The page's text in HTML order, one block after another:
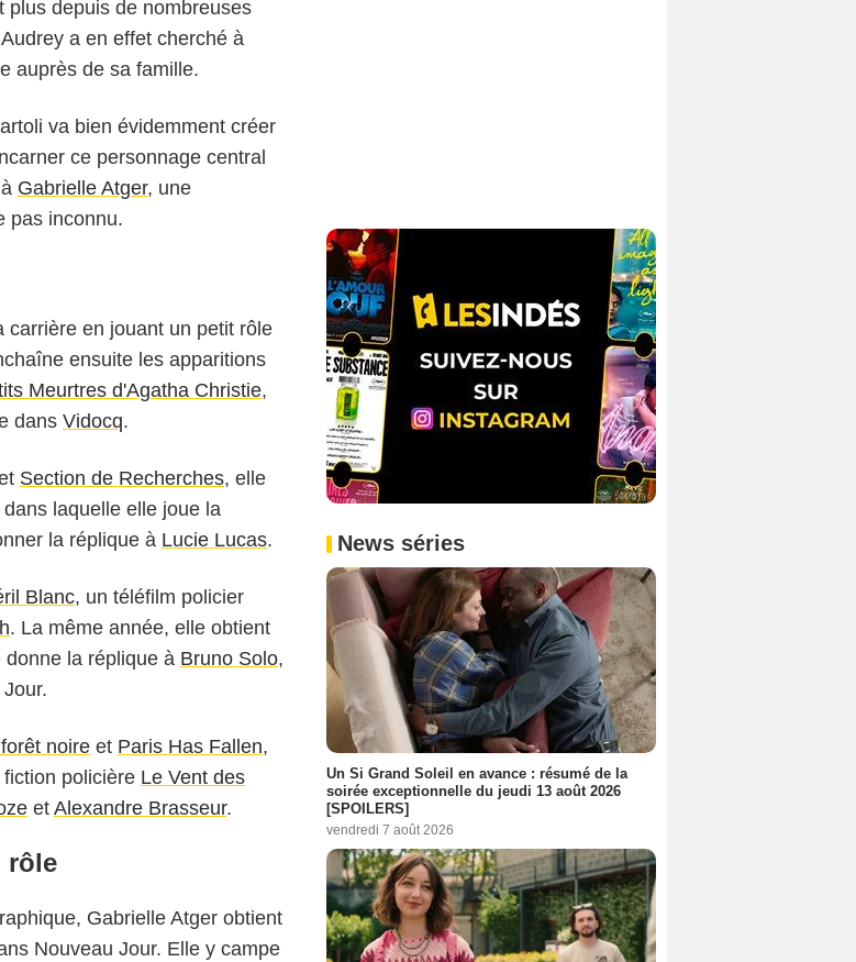
plus depuis de nombreuses
a en effet cherché à
auprès de sa famille.
va bien évidemment créer
ce personnage central
Gabrielle Atger, une
pas inconnu.
carrière en jouant un petit rôle
ensuite les apparitions
Meurtres d'Agatha Christie,
dans Vidocq.
Section de Recherches, elle
dans laquelle elle joue la
la réplique à Lucie Lucas.
Blanc, un téléfilm policier
. La même année, elle obtient
donne la réplique à Bruno Solo,
noire et Paris Has Fallen,
policière Le Vent des
et Alexandre Brasseur.
rôle
Gabrielle Atger obtient
Nouveau Jour. Elle y campe
News séries
Un Si Grand Soleil en avance : résumé de la
soirée exceptionnelle du jeudi 13 août 2026
[SPOILERS]
vendredi 7 août 2026